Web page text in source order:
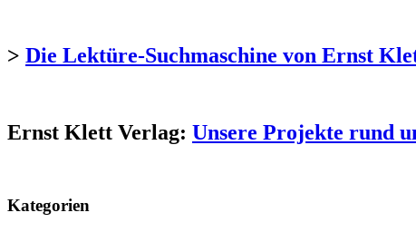
> Die Lektüre-Suchmaschine von Ernst
Ernst Klett Verlag: Unsere Projekte rund
Kategorien